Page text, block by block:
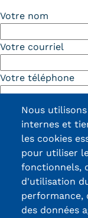
Votre nom
Votre courriel
Votre téléphone
Sujet
Message
Nous
internes et
les cookies
pour utiliser
fonctionnels,
d'utilisation
performance,
des données